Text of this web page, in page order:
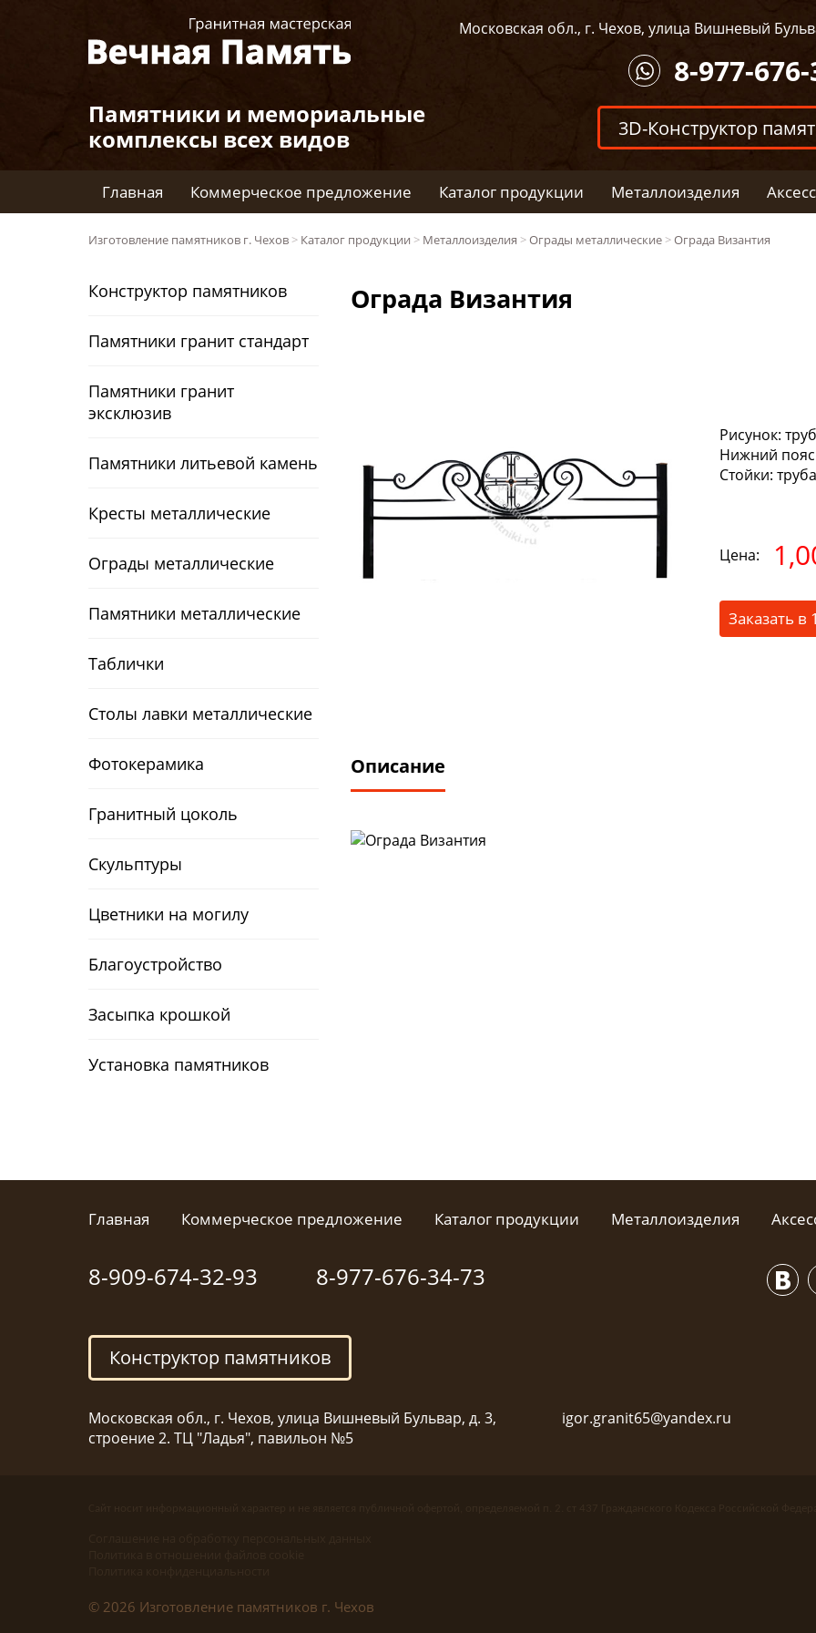
Московская обл., г. Чехов, улица Вишневый
8-977-
Памятники и мемориальные
комплексы всех видов
3D-Конструктор
Главная Коммерческое предложение Каталог продукции Металлоизделия
Изготовление памятников г. Чехов > Каталог продукции > Металлоизделия >Ограды металлические >Ограда Византия
Ограда Византия
Рисунок:
Нижний
Стойки:
Цена:
Заказать в
Описание
Конструктор памятников
Памятники гранит стандарт
Памятники гранит
эксклюзив
Памятники литьевой камень
Кресты металлические
Ограды металлические
Памятники металлические
Таблички
Столы лавки металлические
Фотокерамика
Гранитный цоколь
Скульптуры
Цветники на могилу
Благоустройство
Засыпка крошкой
Установка памятников
Главная Коммерческое предложение Каталог продукции Металлоизделия
8-909-674-32-93 8-977-676-34-73
Конструктор памятников
Московская обл., г. Чехов, улица Вишневый Бульвар, д. 3,
строение 2. ТЦ "Ладья", павильон №5
igor.granit65@yandex.ru
© 2026 Изготовление памятников г. Чехов